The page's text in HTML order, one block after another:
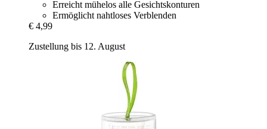
Erreicht mühelos alle Gesichtskonturen
Ermöglicht nahtloses Verblenden
€ 4,99
Zustellung bis 12. August